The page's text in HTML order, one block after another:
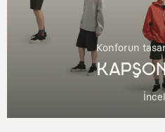
Konforun